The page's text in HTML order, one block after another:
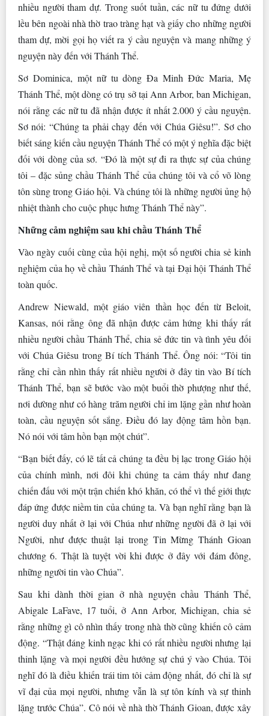
nhiều người tham dự. Trong suốt tuần, các nữ tu đứng dưới
lều bên ngoài nhà thờ trao tràng hạt và giấy cho những người
tham dự, mời gọi họ viết ra ý cầu nguyện và mang những ý
nguyện này đến với Thánh Thể.
Sơ Dominica, một nữ tu dòng Đa Minh Đức Maria, Mẹ
Thánh Thể, một dòng có trụ sở tại Ann Arbor, ban Michigan,
nói rằng các nữ tu đã nhận được ít nhất 2.000 ý cầu nguyện.
Sơ nói: “Chúng ta phải chạy đến với Chúa Giêsu!”. Sơ cho
biết sáng kiến ​​cầu nguyện Thánh Thể có một ý nghĩa đặc biệt
đối với dòng của sơ. “Đó là một sự đi ra thực sự của chúng
tôi – đặc sủng chầu Thánh Thể của chúng tôi và cổ võ lòng
tôn sùng trong Giáo hội. Và chúng tôi là những người ủng hộ
nhiệt thành cho cuộc phục hưng Thánh Thể này”.
Những cảm nghiệm sau khi chầu Thánh Thể
Vào ngày cuối cùng của hội nghị, một số người chia sẻ kinh
nghiệm của họ về chầu Thánh Thể và tại Đại hội Thánh Thể
toàn quốc.
Andrew Niewald, một giáo viên thần học đến từ Beloit,
Kansas, nói rằng ông đã nhận được cảm hứng khi thấy rất
nhiều người chầu Thánh Thể, chia sẻ đức tin và tình yêu đối
với Chúa Giêsu trong Bí tích Thánh Thể. Ông nói: “Tôi tin
rằng chỉ cần nhìn thấy rất nhiều người ở đây tin vào Bí tích
Thánh Thể, bạn sẽ bước vào một buổi thờ phượng như thế,
nơi dường như có hàng trăm người chỉ im lặng gần như hoàn
toàn, cầu nguyện sốt sắng. Điều đó lay động tâm hồn bạn.
Nó nói với tâm hồn bạn một chút”.
“Bạn biết đấy, có lẽ tất cả chúng ta đều bị lạc trong Giáo hội
của chính mình, nơi đôi khi chúng ta cảm thấy như đang
chiến đấu với một trận chiến khó khăn, có thể vì thế giới thực
đáp ứng được niềm tin của chúng ta. Và bạn nghĩ rằng bạn là
người duy nhất ở lại với Chúa như những người đã ở lại với
Người, như được thuật lại trong Tin Mừng Thánh Gioan
chương 6. Thật là tuyệt vời khi được ở đây với đám đông,
những người tin vào Chúa”.
Sau khi dành thời gian ở nhà nguyện chầu Thánh Thể,
Abigale LaFave, 17 tuổi, ở Ann Arbor, Michigan, chia sẻ
rằng những gì cô nhìn thấy trong nhà thờ cũng khiến cô cảm
động. “Thật đáng kinh ngạc khi có rất nhiều người nhưng lại
thinh lặng và mọi người đều hướng sự chú ý vào Chúa. Tôi
nghĩ đó là điều khiến trái tim tôi cảm động nhất, đó chỉ là sự
vĩ đại của mọi người, nhưng vẫn là sự tôn kính và sự thinh
lặng trước Chúa”. Cô nói về nhà thờ Thánh Gioan, được xây